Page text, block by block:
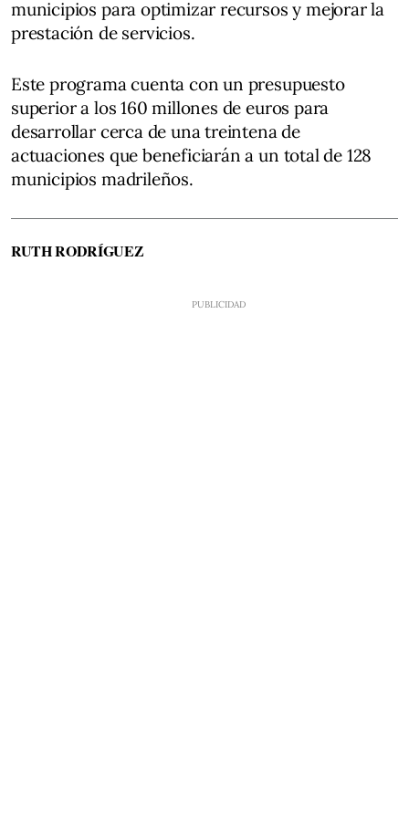
municipios para optimizar recursos y mejorar la
prestación de servicios.
Este programa cuenta con un presupuesto
superior a los 160 millones de euros para
desarrollar cerca de una treintena de
actuaciones que beneficiarán a un total de 128
municipios madrileños.
RUTH RODRÍGUEZ